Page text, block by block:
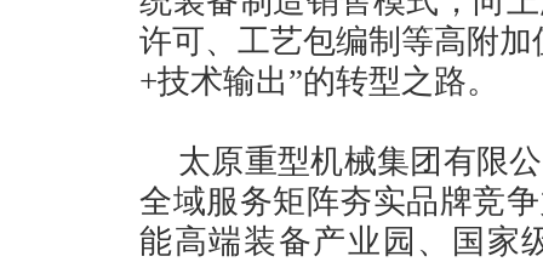
许可、工艺包编制等高附
+技术输出”的转型之路。
太原重型机械集团有限
全域服务矩阵夯实品牌竞
能高端装备产业园、国家